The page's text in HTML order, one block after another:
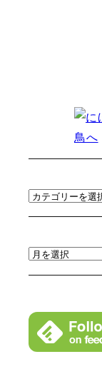
カ
テ
リ
ー
ア
ー
イ
ブ